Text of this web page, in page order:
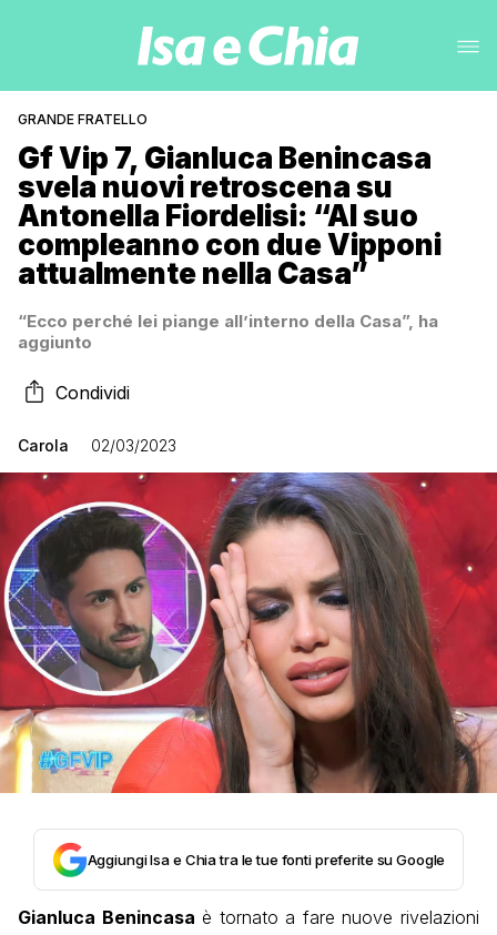
GRANDE FRATELLO
Gf Vip 7, Gianluca Benincasa
svela nuovi retroscena su
Antonella Fiordelisi: “Al suo
compleanno con due Vipponi
attualmente nella Casa”
“Ecco perché lei piange all’interno della Casa”, ha
aggiunto
Condividi
Carola 02/03/2023
Aggiungi Isa e Chia tra le tue fonti preferite su Google
Gianluca Benincasa è tornato a fare nuove rivelazioni